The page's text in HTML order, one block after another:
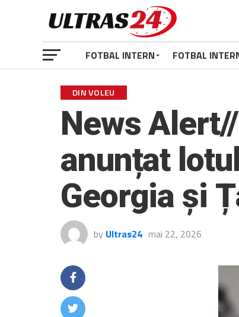
FOTBAL INTERN FOTBAL
DIN VOLEU
News
anunțat
Georgia și
by Ultras24 mai 22, 2026